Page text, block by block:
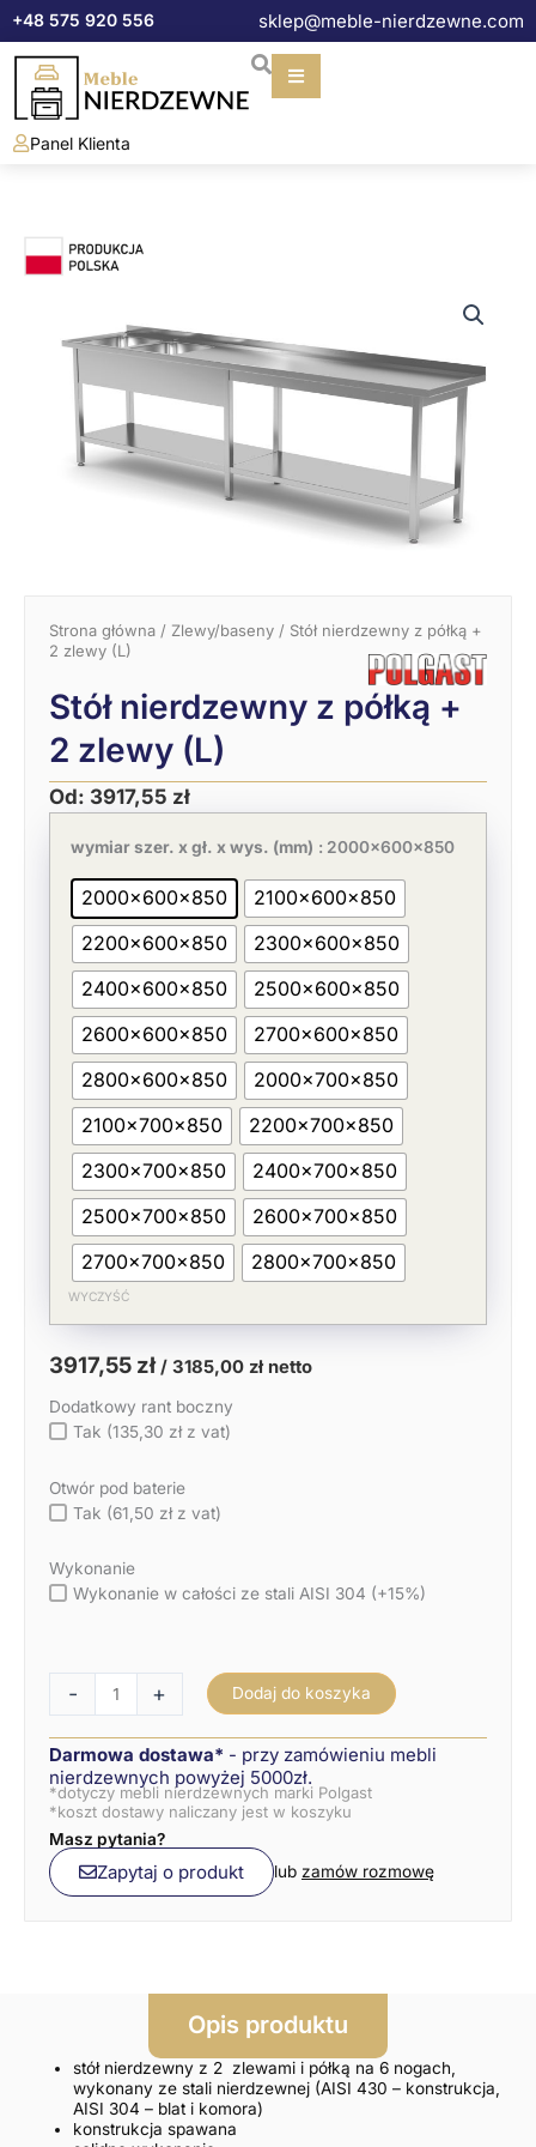
do+48 575 920 556 sklep@meble-nierdzewne.com
Panel Klienta
Strona główna / Zlewy/baseny / Stół nierdzewny z półką +
2 zlewy (L)
Stół nierdzewny z półką +
2 zlewy (L)
Od: 3917,55 zł
wymiar szer. x gł. x wys. (mm) : 2000x600x850
2000x600x850
2100x600x850
2200x600x850
2300x600x850
2400x600x850
2500x600x850
2600x600x850
2700x600x850
2800x600x850
2000x700x850
2100x700x850
2200x700x850
2300x700x850
2400x700x850
2500x700x850
2600x700x850
2700x700x850
2800x700x850
WYCZYŚĆ
Pierwotna
cena
wynosiła:
6027,00 zł.
3917,55 zł
Aktualna
cena
wynosi:
3917,55 zł.
/ 3185,00 złnetto
Dodatkowy rant boczny
Tak (135,30 zł z vat)
Otwór pod baterie
Tak (61,50 zł z vat)
Wykonanie
Wykonanie w całości ze stali AISI 304 (+15%)
-
ilość
Stół
nierdzewny
półką
zlewy
+ Dodaj do koszyka
Darmowa dostawa* - przy zamówieniu mebli
nierdzewnych powyżej 5000zł.
*dotyczy mebli nierdzewnych marki Polgast
*koszt dostawy naliczany jest w koszyku
Masz pytania?
Zapytaj o produkt lub zamów rozmowę
Opis produktu
stół nierdzewny z 2 zlewami i półką na 6 nogach,
wykonany ze stali nierdzewnej (AISI 430 – konstrukcja,
AISI 304 – blat i komora)
konstrukcja spawana